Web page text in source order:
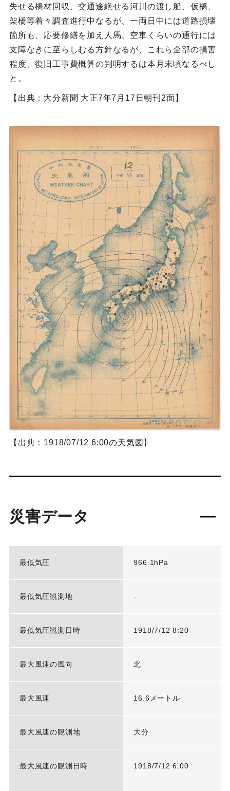
失せる橋材回収、交通途絶せる河川の渡し船、仮橋、
架橋等着々調査進行中なるが、一両日中には道路損壊
箇所も、応要修繕を加え人馬、空車くらいの通行には
支障なきに至らしむる方針なるが、これら全部の損害
程度、復旧工事費概算の判明するは本月末頃なるべし
と。
【出典：大分新聞 大正7年7月17日朝刊2面】
【出典：1918/07/12 6:00の天気図】
災害データ
最低気圧 966.1hPa
最低気圧観測地 -
最低気圧観測日時 1918/7/12 8:20
最大風速の風向 北
最大風速 16.6メートル
最大風速の観測地 大分
最大風速の観測日時 1918/7/12 6:00